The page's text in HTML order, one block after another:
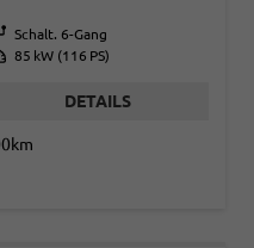
Schalt. 6-Gang
85 kW (116 PS)
DETAILS